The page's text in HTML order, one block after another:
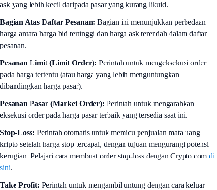
ask yang lebih kecil daripada pasar yang kurang likuid.
Bagian Atas Daftar Pesanan: Bagian ini menunjukkan perbedaan
harga antara harga bid tertinggi dan harga ask terendah dalam daftar
pesanan.
Pesanan Limit (Limit Order): Perintah untuk mengeksekusi order
pada harga tertentu (atau harga yang lebih menguntungkan
dibandingkan harga pasar).
Pesanan Pasar (Market Order): Perintah untuk mengarahkan
eksekusi order pada harga pasar terbaik yang tersedia saat ini.
Stop-Loss: Perintah otomatis untuk memicu penjualan mata uang
kripto setelah harga stop tercapai, dengan tujuan mengurangi potensi
kerugian. Pelajari cara membuat order stop-loss dengan Crypto.com di
sini.
Take Profit: Perintah untuk mengambil untung dengan cara keluar